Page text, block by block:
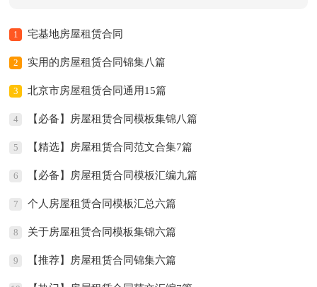
1 宅基地房屋租赁合同
2 实用的房屋租赁合同锦集八篇
3 北京市房屋租赁合同通用15篇
4 【必备】房屋租赁合同模板集锦八篇
5 【精选】房屋租赁合同范文合集7篇
6 【必备】房屋租赁合同模板汇编九篇
7 个人房屋租赁合同模板汇总六篇
8 关于房屋租赁合同模板集锦六篇
9 【推荐】房屋租赁合同锦集六篇